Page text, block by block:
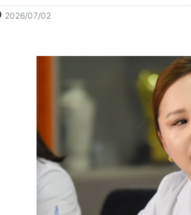
2026/07/02